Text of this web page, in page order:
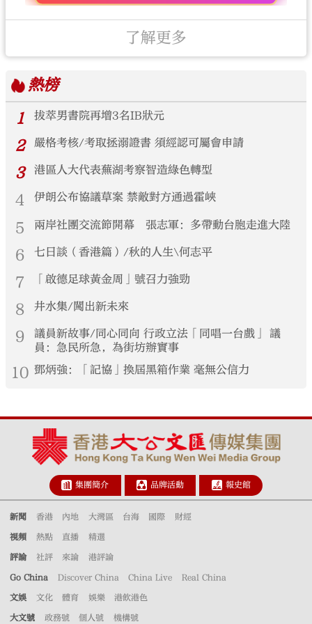
了解更多
熱榜
1
拔萃男書院再增3名IB狀元
2 嚴格考核/考取拯溺證書 須經認可屬會申請
3 港區人大代表蕪湖考察智造綠色轉型
4 伊朗公布協議草案 禁敵對方通過霍峽
5 兩岸社團交流節開幕 張志軍：多帶動台胞走進大陸
6 七日談（香港篇）/秋的人生\何志平
7 「啟德足球黃金周」號召力強勁
8 井水集/闖出新未來
9
議員新故事/同心同向 行政立法「同唱一台戲」 議
員：急民所急，為街坊辦實事
10 鄧炳強：「記協」換屆黑箱作業 毫無公信力
集團簡介 品牌活動 報史館
新聞 香港 內地 大灣區 台海 國際 財經
視頻 熱點 直播 精選
評論 社評 來論 港評論
Go China Discover China China Live Real China
文娛 文化 體育 娛樂 港飲港色
大文號 政務號 個人號 機構號